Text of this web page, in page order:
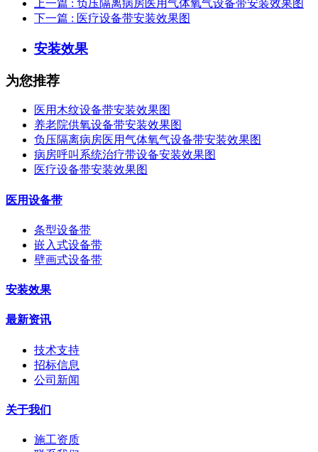
上一篇 : 负压隔离病房医用气体氧气设备带安装效果图
下一篇 : 医疗设备带安装效果图
安装效果
为您推荐
医用木纹设备带安装效果图
养老院供氧设备带安装效果图
负压隔离病房医用气体氧气设备带安装效果图
病房呼叫系统治疗带设备安装效果图
医疗设备带安装效果图
医用设备带
条型设备带
嵌入式设备带
壁画式设备带
安装效果
最新资讯
技术支持
招标信息
公司新闻
关于我们
施工资质